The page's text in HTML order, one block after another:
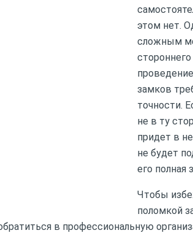
этом нет.
сложным
замков
точности.
не в ту
придет в
не будет
его полная
Чтобы
поломкой
в профессиональную